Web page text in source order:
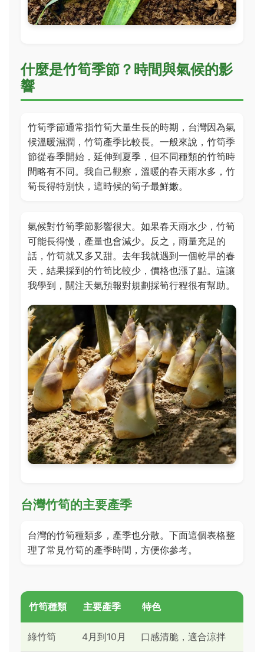
什麼是竹筍季節？時間與氣候的影
響
竹筍季節通常指竹筍大量生長的時期，台灣因為氣
候溫暖濕潤，竹筍產季比較長。一般來說，竹筍季
節從春季開始，延伸到夏季，但不同種類的竹筍時
間略有不同。我自己觀察，溫暖的春天雨水多，竹
筍長得特別快，這時候的筍子最鮮嫩。
氣候對竹筍季節影響很大。如果春天雨水少，竹筍
可能長得慢，產量也會減少。反之，雨量充足的
話，竹筍就又多又甜。去年我就遇到一個乾旱的春
天，結果採到的竹筍比較少，價格也漲了點。這讓
我學到，關注天氣預報對規劃採筍行程很有幫助。
台灣竹筍的主要產季
台灣的竹筍種類多，產季也分散。下面這個表格整
理了常見竹筍的產季時間，方便你參考。
竹筍種類 主要產季 特色
綠竹筍 4月到10月 口感清脆，適合涼拌